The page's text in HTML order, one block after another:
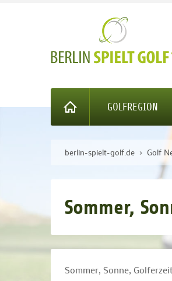
GOLFREGION
berlin-spielt-golf.de Golf
Sommer,
Sommer, Sonne,